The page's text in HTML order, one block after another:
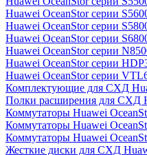
Huawei OceanStor серии
Huawei OceanStor серии
Huawei OceanStor серии
Huawei OceanStor серии
Huawei OceanStor серии
Huawei OceanStor серии
Комплектующие для СХД
Полки расширения для СХД
Коммутаторы Huawei
Коммутаторы Huawei
Коммутаторы Huawei
Жесткие диски для СХД